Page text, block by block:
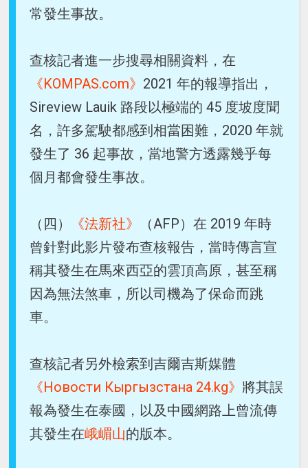
常發生事故。
查核記者進一步搜尋相關資料，在
《KOMPAS.com》 2021 年的報導指出，
Sireview Lauik 路段以極端的 45 度坡度聞
名，許多駕駛都感到相當困難，2020 年就
發生了 36 起事故，當地警方透露幾乎每
個月都會發生事故。
（四） 《法新社》
（AFP）在 2019 年時
曾針對此影片發布查核報告，當時傳言宣
稱其發生在馬來西亞的雲頂高原，甚至稱
因為無法煞車，所以司機為了保命而跳
車。
查核記者另外檢索到吉爾吉斯媒體
《Новости Кыргызстана 24.kg》 將其誤
報為發生在泰國，以及中國網路上曾流傳
其發生在峨嵋山的版本。